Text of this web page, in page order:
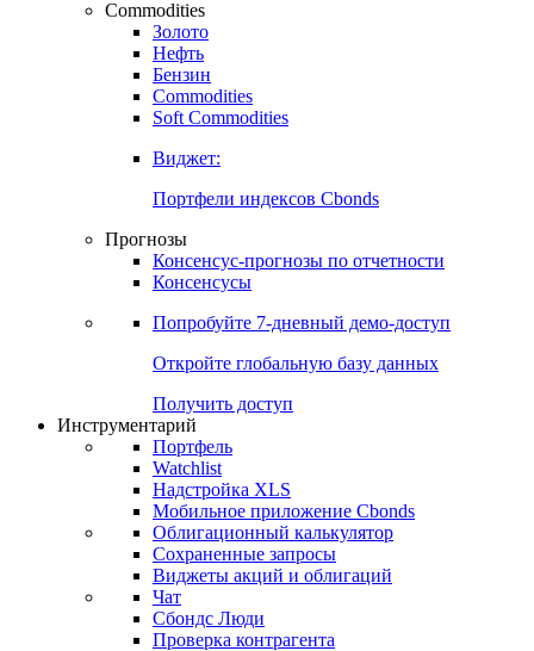
Commodities
Золото
Нефть
Бензин
Commodities
Soft Commodities
Виджет:
Портфели индексов Cbonds
Прогнозы
Консенсус-прогнозы по отчетности
Консенсусы
Попробуйте 7-дневный демо-доступ
Откройте глобальную базу данных
Получить доступ
Инструментарий
Портфель
Watchlist
Надстройка XLS
Мобильное приложение Cbonds
Облигационный калькулятор
Сохраненные запросы
Виджеты акций и облигаций
Чат
Сбондс Люди
Проверка контрагента